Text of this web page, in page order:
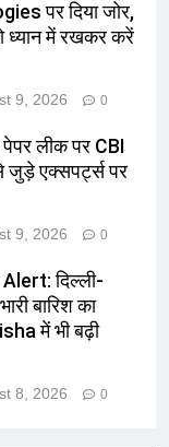
पर दिया जोर,
ध्यान में रखकर करें
9, 2026 0
लीक पर CBI
जुड़े एक्सपर्ट्स पर
9, 2026 0
Alert: दिल्ली-
बारिश का
में भी बढ़ी
8, 2026 0